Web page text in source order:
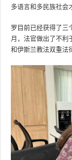
多语言和多民族社会
罗目前已经获得了三
月，法官做出了不利
和伊斯兰教法双重法